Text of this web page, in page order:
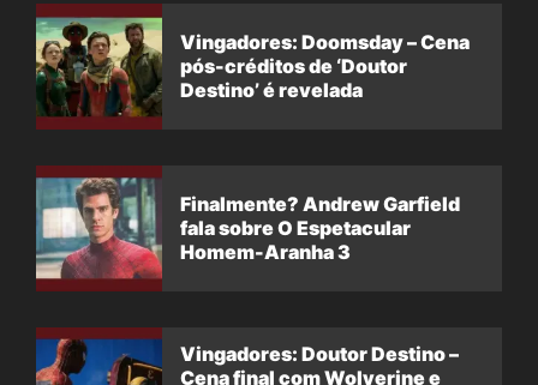
Vingadores: Doomsday – Cena
pós-créditos de ‘Doutor
Destino’ é revelada
Finalmente? Andrew Garfield
fala sobre O Espetacular
Homem-Aranha 3
Vingadores: Doutor Destino –
Cena final com Wolverine e